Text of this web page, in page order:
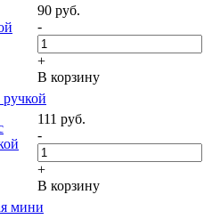
90 руб.
-
+
В корзину
ручкой
111 руб.
-
+
В корзину
мини